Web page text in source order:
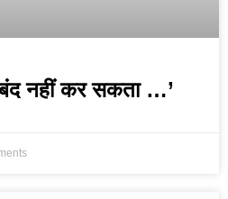
नहीं कर सकता …’